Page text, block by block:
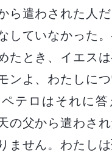
ら遣わされた人だ
していなかった
たとき、イエス
ンよ、わたしに
テロはそれに答
の父から遣わさ
ません。わたし